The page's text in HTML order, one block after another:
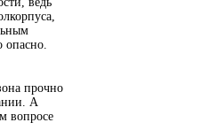
опасно.
прочно
А
вопросе